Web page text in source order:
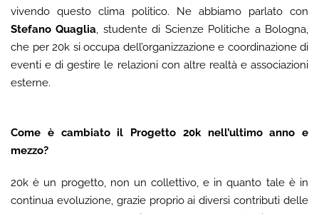
vivendo questo clima politico. Ne abbiamo parlato con
Stefano Quaglia, studente di Scienze Politiche a Bologna,
che per 20k si occupa dell’organizzazione e coordinazione di
eventi e di gestire le relazioni con altre realtà e associazioni
esterne.
Come è cambiato il Progetto 20k nell’ultimo anno e
mezzo?
20k è un progetto, non un collettivo, e in quanto tale è in
continua evoluzione, grazie proprio ai diversi contributi delle